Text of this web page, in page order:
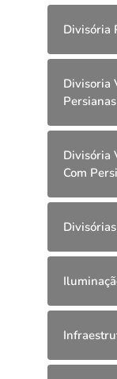
Divisória
Divisoria
Persianas
Divisória
Com
Divisórias